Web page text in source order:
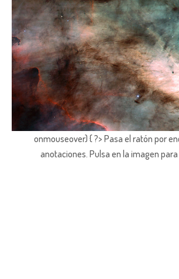
onmouseover) { ?> Pasa el ratón por
anotaciones. Pulsa en la imagen